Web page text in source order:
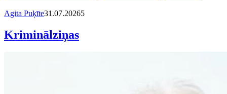
Agita Puķīte31.07.20265
Kriminālziņas